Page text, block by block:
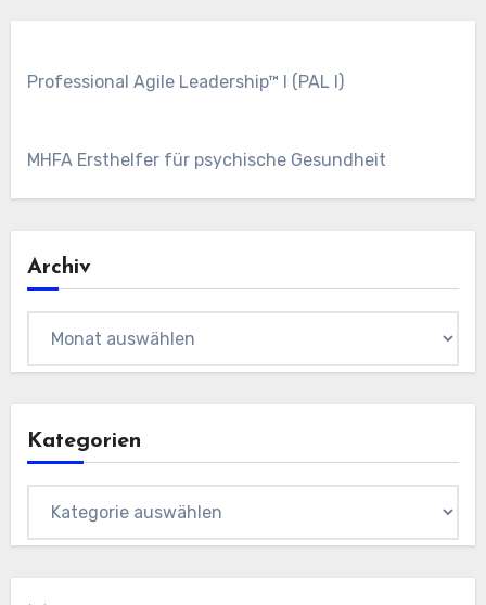
Professional Agile Leadership™ I (PAL I)
MHFA Ersthelfer für psychische Gesundheit
Archiv
Kategorien